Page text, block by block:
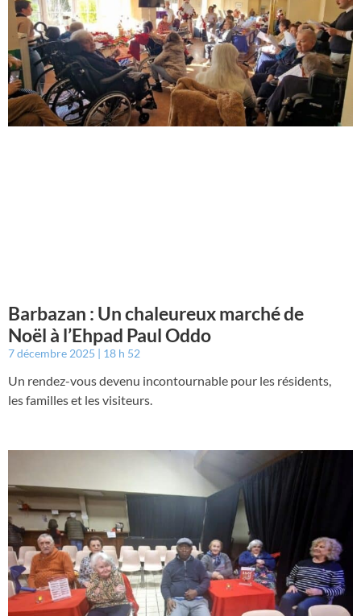
Barbazan : Un chaleureux marché de
Noël à l’Ehpad Paul Oddo
7 décembre 2025 18 h 52
Un rendez-vous devenu incontournable pour les résidents,
les familles et les visiteurs.